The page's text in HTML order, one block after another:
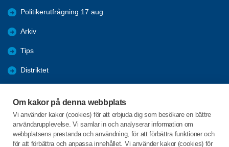
Om kakor på denna webbplats
Vi använder kakor (cookies) för att erbjuda dig som besökare en bättre
användarupplevelse. Vi samlar in och analyserar information om
webbplatsens prestanda och användning, för att förbättra funktioner och
för att förbättra och anpassa innehållet. Vi använder kakor (cookies) för
Politikerutfrågning 17 aug
Arkiv
Tips
Distriktet
Bli medlem
Nyheter